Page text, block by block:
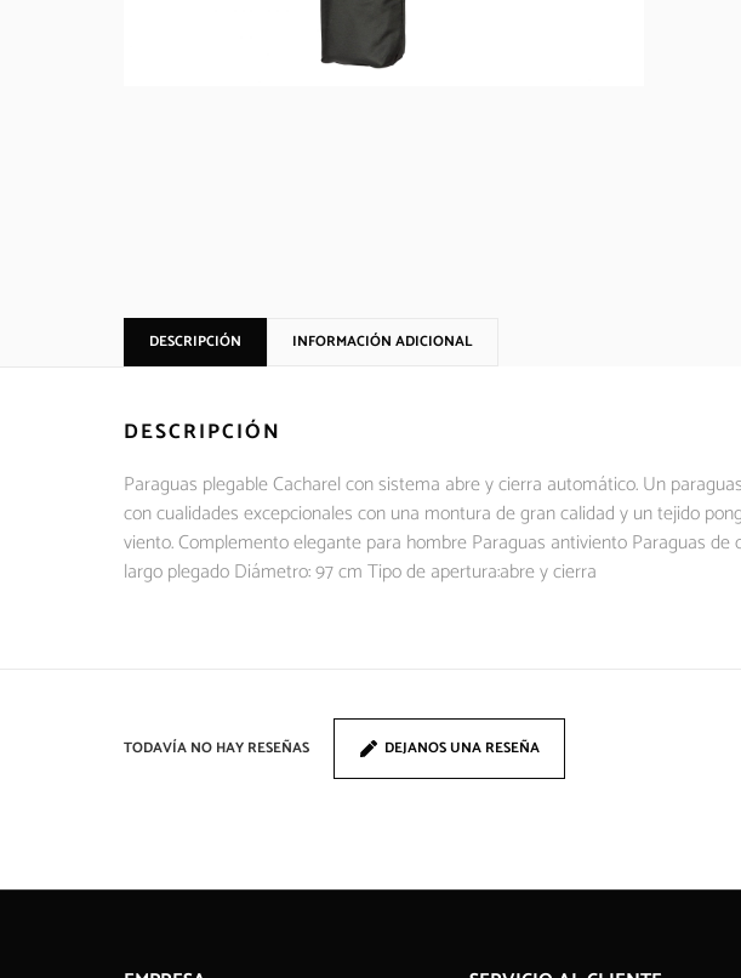
DESCRIPCIÓN INFORMACIÓN ADICIONAL
DESCRIPCIÓN
Paraguas plegable Cacharel con sistema abre y cierra automático. Un
con cualidades excepcionales con una montura de gran calidad y un tejido
viento. Complemento elegante para hombre Paraguas antiviento Paraguas
largo plegado Diámetro: 97 cm Tipo de apertura:abre y cierra
TODAVÍA NO HAY RESEÑAS DEJANOS UNA RESEÑA